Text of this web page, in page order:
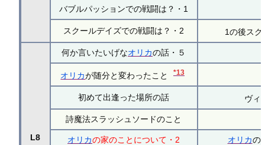
バブルパッションでの戦闘は？・1
スクールデイズでの戦闘は？・2 1の後ス
L8
何か言いたいげなオリカの話・５
オリカが随分と変わったこと *13
初めて出逢った場所の話 ヴィ
詩魔法スラッシュソードのこと
オリカの家のことについて・2 オリカの